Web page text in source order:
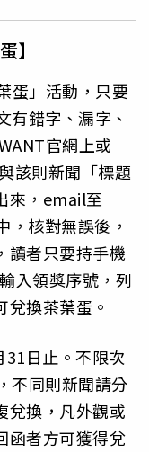
】
蛋」活動，只要
有錯字、漏字、
官網上或
該則新聞「標題
來，email至
核對無誤後，
讀者只要持手機
入領獎序號，列
換茶葉蛋。
日止。不限次
不同則新聞請分
兌換，凡外觀或
函者方可獲得兌